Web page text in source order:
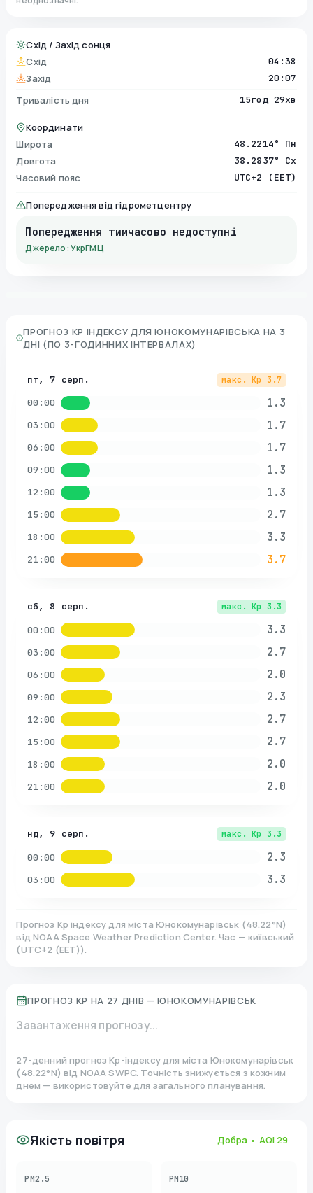
Схід / Захід сонця
Схід
04:38
Захід 20:07
Тривалість дня 15год 29хв
Координати
Широта
48.2214° Пн
Довгота 38.2837° Сх
Часовий пояс UTC+2 (EET)
Попередження від гідрометцентру
Попередження тимчасово недоступні
Джерело: УкрГМЦ
ПРОГНОЗ KP ІНДЕКСУ ДЛЯ ЮНОКОМУНАРІВСЬКА НА 3
ДНІ (ПО 3-ГОДИННИХ ІНТЕРВАЛАХ)
пт, 7 серп. макс. Kp 3.7
00:00 1.3
03:00 1.7
06:00 1.7
09:00 1.3
12:00 1.3
15:00 2.7
18:00 3.3
21:00 3.7
сб, 8 серп. макс. Kp 3.3
00:00 3.3
03:00 2.7
06:00 2.0
09:00 2.3
12:00 2.7
15:00 2.7
18:00 2.0
21:00 2.0
нд, 9 серп. макс. Kp 3.3
00:00 2.3
03:00 3.3
Прогноз Kp індексу для міста Юнокомунарівськ (48.22°N)
від NOAA Space Weather Prediction Center. Час — київський
(UTC+2 (EET)).
ПРОГНОЗ KP НА 27 ДНІВ — ЮНОКОМУНАРІВСЬК
Завантаження прогнозу...
27-денний прогноз Kp-індексу для міста Юнокомунарівськ
(48.22°N)від NOAA SWPC. Точність знижується з кожним
днем — використовуйте для загального планування.
Якість повітря Добра • AQI 29
PM2.5 PM10